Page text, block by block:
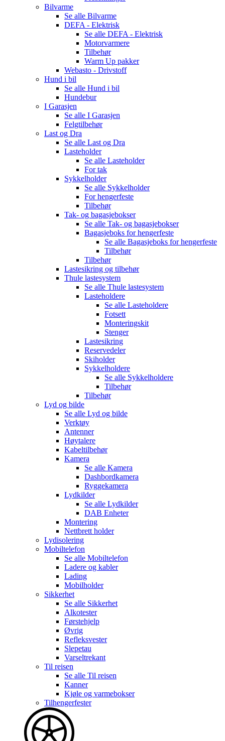
Bilvarme
Se alle Bilvarme
DEFA - Elektrisk
Se alle DEFA - Elektrisk
Motorvarmere
Tilbehør
Warm Up pakker
Webasto - Drivstoff
Hund i bil
Se alle Hund i bil
Hundebur
I Garasjen
Se alle I Garasjen
Felgtilbehør
Last og Dra
Se alle Last og Dra
Lasteholder
Se alle Lasteholder
For tak
Sykkelholder
Se alle Sykkelholder
For hengerfeste
Tilbehør
Tak- og bagasjebokser
Se alle Tak- og bagasjebokser
Bagasjeboks for hengerfeste
Se alle Bagasjeboks for hengerfeste
Tilbehør
Tilbehør
Lastesikring og tilbehør
Thule lastesystem
Se alle Thule lastesystem
Lasteholdere
Se alle Lasteholdere
Fotsett
Monteringskit
Stenger
Lastesikring
Reservedeler
Skiholder
Sykkelholdere
Se alle Sykkelholdere
Tilbehør
Tilbehør
Lyd og bilde
Se alle Lyd og bilde
Verktøy
Antenner
Høytalere
Kabeltilbehør
Kamera
Se alle Kamera
Dashbordkamera
Ryggekamera
Lydkilder
Se alle Lydkilder
DAB Enheter
Montering
Nettbrett holder
Lydisolering
Mobiltelefon
Se alle Mobiltelefon
Ladere og kabler
Lading
Mobilholder
Sikkerhet
Se alle Sikkerhet
Alkotester
Førstehjelp
Øvrig
Refleksvester
Slepetau
Varseltrekant
Til reisen
Se alle Til reisen
Kanner
Kjøle og varmebokser
Tilhengerfester